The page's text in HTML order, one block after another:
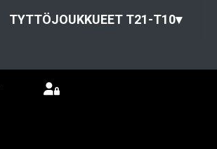
TYTTÖJOUKKUEET T21-T10▾